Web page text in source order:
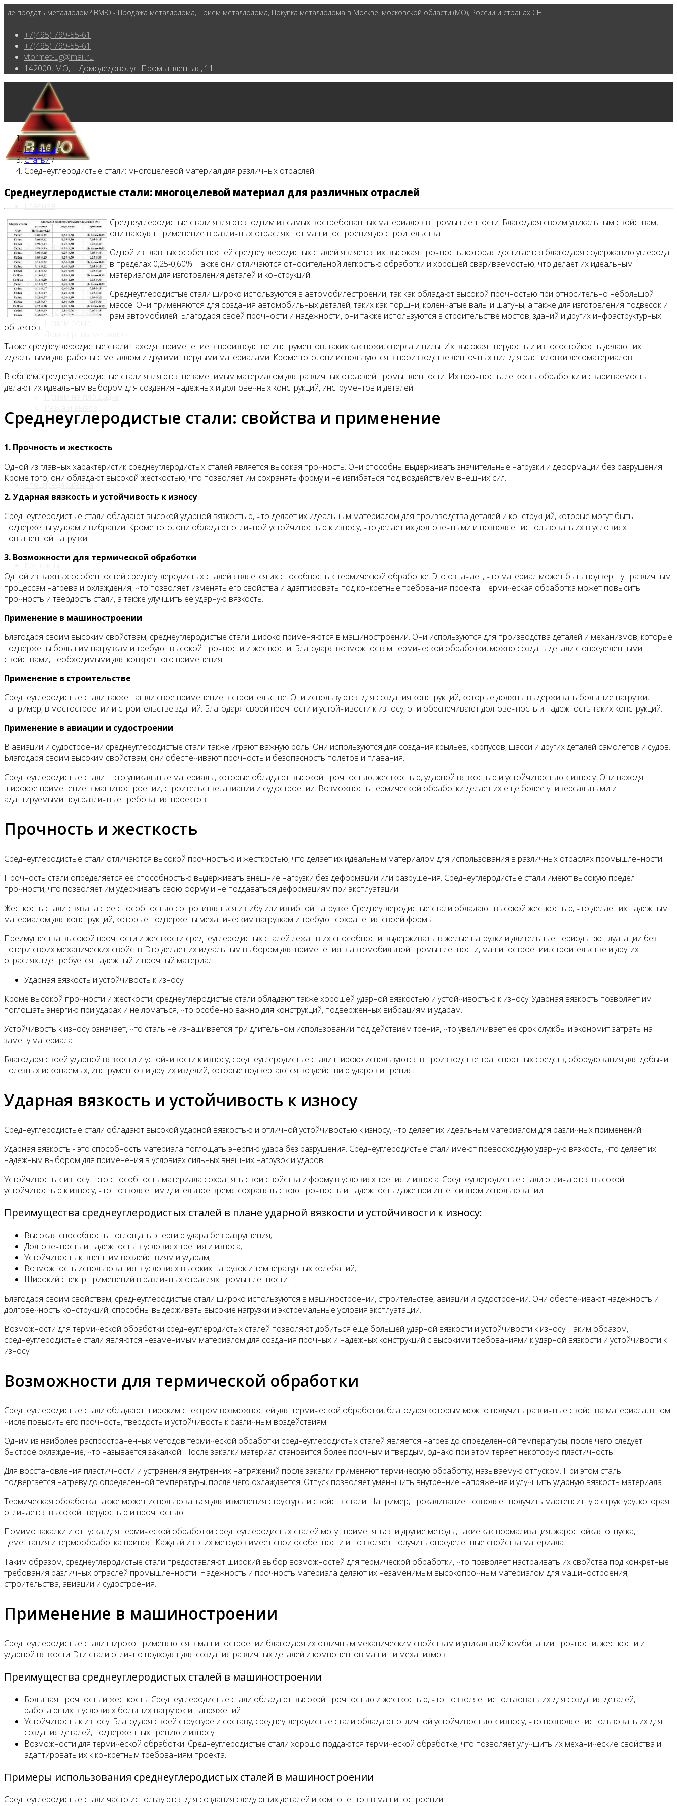
Где продать металлолом? ВМЮ - Продажа металлолома, Приём металлолома, Покупка металлолома в Москве, московской области (МО), России и странах СНГ
+7(495) 799-55-61
+7(495) 799-55-61
vtormet-ug@mail.ru
142000, МО, г. Домодедово, ул. Промышленная, 11
Главная
О компании
Лом, металл
Продажа лома
Лом цветных металлов
Демонтаж
Прайс
Спецпредложения
Статьи
Главная/
Статьи/
Среднеуглеродистые стали: многоцелевой материал для различных отраслей
Среднеуглеродистые стали: многоцелевой материал для различных отраслей
Среднеуглеродистые стали являются одним из самых востребованных материалов в промышленности. Благодаря своим уникальным свойствам,
они находят применение в различных отраслях - от машиностроения до строительства.
Одной из главных особенностей среднеуглеродистых сталей является их высокая прочность, которая достигается благодаря содержанию углерода
в пределах 0,25-0,60%. Также они отличаются относительной легкостью обработки и хорошей свариваемостью, что делает их идеальным
материалом для изготовления деталей и конструкций.
Среднеуглеродистые стали широко используются в автомобилестроении, так как обладают высокой прочностью при относительно небольшой
массе. Они применяются для создания автомобильных деталей, таких как поршни, коленчатые валы и шатуны, а также для изготовления подвесок и
рам автомобилей. Благодаря своей прочности и надежности, они также используются в строительстве мостов, зданий и других инфраструктурных
объектов.
Также среднеуглеродистые стали находят применение в производстве инструментов, таких как ножи, сверла и пилы. Их высокая твердость и износостойкость делают их
идеальными для работы с металлом и другими твердыми материалами. Кроме того, они используются в производстве ленточных пил для распиловки лесоматериалов.
В общем, среднеуглеродистые стали являются незаменимым материалом для различных отраслей промышленности. Их прочность, легкость обработки и свариваемость
делают их идеальным выбором для создания надежных и долговечных конструкций, инструментов и деталей.
Среднеуглеродистые стали: свойства и применение
1. Прочность и жесткость
Одной из главных характеристик среднеуглеродистых сталей является высокая прочность. Они способны выдерживать значительные нагрузки и деформации без разрушения.
Кроме того, они обладают высокой жесткостью, что позволяет им сохранять форму и не изгибаться под воздействием внешних сил.
2. Ударная вязкость и устойчивость к износу
Среднеуглеродистые стали обладают высокой ударной вязкостью, что делает их идеальным материалом для производства деталей и конструкций, которые могут быть
подвержены ударам и вибрации. Кроме того, они обладают отличной устойчивостью к износу, что делает их долговечными и позволяет использовать их в условиях
повышенной нагрузки.
3. Возможности для термической обработки
Одной из важных особенностей среднеуглеродистых сталей является их способность к термической обработке. Это означает, что материал может быть подвергнут различным
процессам нагрева и охлаждения, что позволяет изменять его свойства и адаптировать под конкретные требования проекта. Термическая обработка может повысить
прочность и твердость стали, а также улучшить ее ударную вязкость.
Применение в машиностроении
Благодаря своим высоким свойствам, среднеуглеродистые стали широко применяются в машиностроении. Они используются для производства деталей и механизмов, которые
подвержены большим нагрузкам и требуют высокой прочности и жесткости. Благодаря возможностям термической обработки, можно создать детали с определенными
свойствами, необходимыми для конкретного применения.
Применение в строительстве
Среднеуглеродистые стали также нашли свое применение в строительстве. Они используются для создания конструкций, которые должны выдерживать большие нагрузки,
например, в мостостроении и строительстве зданий. Благодаря своей прочности и устойчивости к износу, они обеспечивают долговечность и надежность таких конструкций.
Применение в авиации и судостроении
В авиации и судостроении среднеуглеродистые стали также играют важную роль. Они используются для создания крыльев, корпусов, шасси и других деталей самолетов и судов.
Благодаря своим высоким свойствам, они обеспечивают прочность и безопасность полетов и плавания.
Среднеуглеродистые стали – это уникальные материалы, которые обладают высокой прочностью, жесткостью, ударной вязкостью и устойчивостью к износу. Они находят
широкое применение в машиностроении, строительстве, авиации и судостроении. Возможность термической обработки делает их еще более универсальными и
адаптируемыми под различные требования проектов.
Прочность и жесткость
Среднеуглеродистые стали отличаются высокой прочностью и жесткостью, что делает их идеальным материалом для использования в различных отраслях промышленности.
Прочность стали определяется ее способностью выдерживать внешние нагрузки без деформации или разрушения. Среднеуглеродистые стали имеют высокую предел
прочности, что позволяет им удерживать свою форму и не поддаваться деформациям при эксплуатации.
Жесткость стали связана с ее способностью сопротивляться изгибу или изгибной нагрузке. Среднеуглеродистые стали обладают высокой жесткостью, что делает их надежным
материалом для конструкций, которые подвержены механическим нагрузкам и требуют сохранения своей формы.
Преимущества высокой прочности и жесткости среднеуглеродистых сталей лежат в их способности выдерживать тяжелые нагрузки и длительные периоды эксплуатации без
потери своих механических свойств. Это делает их идеальным выбором для применения в автомобильной промышленности, машиностроении, строительстве и других
отраслях, где требуется надежный и прочный материал.
Ударная вязкость и устойчивость к износу
Кроме высокой прочности и жесткости, среднеуглеродистые стали обладают также хорошей ударной вязкостью и устойчивостью к износу. Ударная вязкость позволяет им
поглощать энергию при ударах и не ломаться, что особенно важно для конструкций, подверженных вибрациям и ударам.
Устойчивость к износу означает, что сталь не изнашивается при длительном использовании под действием трения, что увеличивает ее срок службы и экономит затраты на
замену материала.
Благодаря своей ударной вязкости и устойчивости к износу, среднеуглеродистые стали широко используются в производстве транспортных средств, оборудования для добычи
полезных ископаемых, инструментов и других изделий, которые подвергаются воздействию ударов и трения.
Ударная вязкость и устойчивость к износу
Среднеуглеродистые стали обладают высокой ударной вязкостью и отличной устойчивостью к износу, что делает их идеальным материалом для различных применений.
Ударная вязкость - это способность материала поглощать энергию удара без разрушения. Среднеуглеродистые стали имеют превосходную ударную вязкость, что делает их
надежным выбором для применения в условиях сильных внешних нагрузок и ударов.
Устойчивость к износу - это способность материала сохранять свои свойства и форму в условиях трения и износа. Среднеуглеродистые стали отличаются высокой
устойчивостью к износу, что позволяет им длительное время сохранять свою прочность и надежность даже при интенсивном использовании.
Преимущества среднеуглеродистых сталей в плане ударной вязкости и устойчивости к износу:
Высокая способность поглощать энергию удара без разрушения;
Долговечность и надежность в условиях трения и износа;
Устойчивость к внешним воздействиям и ударам;
Возможность использования в условиях высоких нагрузок и температурных колебаний;
Широкий спектр применений в различных отраслях промышленности.
Благодаря своим свойствам, среднеуглеродистые стали широко используются в машиностроении, строительстве, авиации и судостроении. Они обеспечивают надежность и
долговечность конструкций, способны выдерживать высокие нагрузки и экстремальные условия эксплуатации.
Возможности для термической обработки среднеуглеродистых сталей позволяют добиться еще большей ударной вязкости и устойчивости к износу. Таким образом,
среднеуглеродистые стали являются незаменимым материалом для создания прочных и надежных конструкций с высокими требованиями к ударной вязкости и устойчивости к
износу.
Возможности для термической обработки
Среднеуглеродистые стали обладают широким спектром возможностей для термической обработки, благодаря которым можно получить различные свойства материала, в том
числе повысить его прочность, твердость и устойчивость к различным воздействиям.
Одним из наиболее распространенных методов термической обработки среднеуглеродистых сталей является нагрев до определенной температуры, после чего следует
быстрое охлаждение, что называется закалкой. После закалки материал становится более прочным и твердым, однако при этом теряет некоторую пластичность.
Для восстановления пластичности и устранения внутренних напряжений после закалки применяют термическую обработку, называемую отпуском. При этом сталь
подвергается нагреву до определенной температуры, после чего охлаждается. Отпуск позволяет уменьшить внутренние напряжения и улучшить ударную вязкость материала.
Термическая обработка также может использоваться для изменения структуры и свойств стали. Например, прокаливание позволяет получить мартенситную структуру, которая
отличается высокой твердостью и прочностью.
Помимо закалки и отпуска, для термической обработки среднеуглеродистых сталей могут применяться и другие методы, такие как нормализация, жаростойкая отпуска,
цементация и термообработка припоя. Каждый из этих методов имеет свои особенности и позволяет получить определенные свойства материала.
Таким образом, среднеуглеродистые стали предоставляют широкий выбор возможностей для термической обработки, что позволяет настраивать их свойства под конкретные
требования различных отраслей промышленности. Надежность и прочность материала делают их незаменимым высокопрочным материалом для машиностроения,
строительства, авиации и судостроения.
Применение в машиностроении
Среднеуглеродистые стали широко применяются в машиностроении благодаря их отличным механическим свойствам и уникальной комбинации прочности, жесткости и
ударной вязкости. Эти стали отлично подходят для создания различных деталей и компонентов машин и механизмов.
Преимущества среднеуглеродистых сталей в машиностроении
Большая прочность и жесткость. Среднеуглеродистые стали обладают высокой прочностью и жесткостью, что позволяет использовать их для создания деталей,
работающих в условиях больших нагрузок и напряжений.
Устойчивость к износу. Благодаря своей структуре и составу, среднеуглеродистые стали обладают отличной устойчивостью к износу, что позволяет использовать их для
создания деталей, подверженных трению и износу.
Возможности для термической обработки. Среднеуглеродистые стали хорошо поддаются термической обработке, что позволяет улучшить их механические свойства и
адаптировать их к конкретным требованиям проекта.
Примеры использования среднеуглеродистых сталей в машиностроении
Среднеуглеродистые стали часто используются для создания следующих деталей и компонентов в машиностроении: